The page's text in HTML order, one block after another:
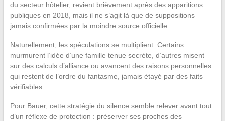
du secteur hôtelier, revient brièvement après des apparitions
publiques en 2018, mais il ne s’agit là que de suppositions
jamais confirmées par la moindre source officielle.
Naturellement, les spéculations se multiplient. Certains
murmurent l’idée d’une famille tenue secrète, d’autres misent
sur des calculs d’alliance ou avancent des raisons personnelles
qui restent de l’ordre du fantasme, jamais étayé par des faits
vérifiables.
Pour Bauer, cette stratégie du silence semble relever avant tout
d’un réflexe de protection : préserver ses proches des